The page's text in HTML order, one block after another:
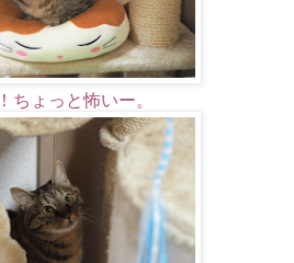
ちょっと怖いー。